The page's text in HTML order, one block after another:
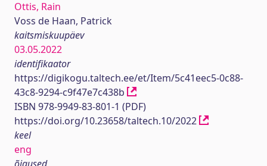
Ottis, Rain
Voss de Haan, Patrick
kaitsmiskuupäev
03.05.2022
identifikaator
https://digikogu.taltech.ee/et/Item/5c41eec5-0c88-
43c8-9294-c9f47e7c438b
ISBN 978-9949-83-801-1 (PDF)
https://doi.org/10.23658/taltech.10/2022
keel
eng